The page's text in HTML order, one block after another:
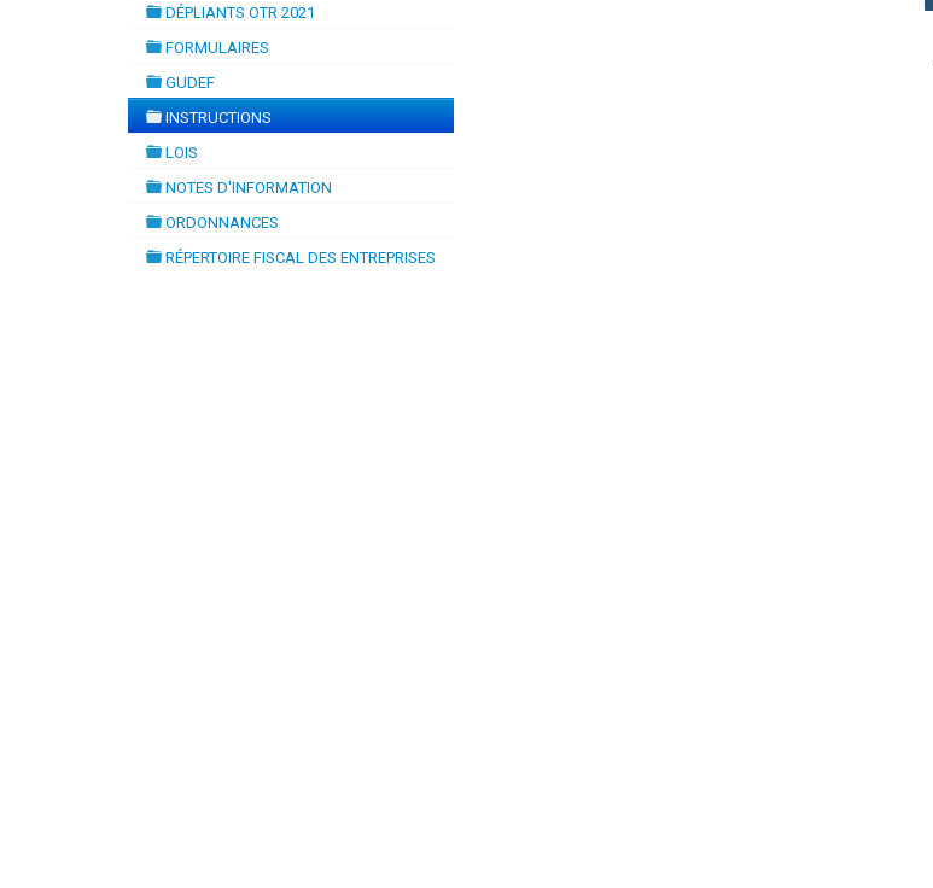
DÉPLIANTS OTR 2021
FORMULAIRES
folder
GUDEF
folder
INSTRUCTIONS
LOIS
NOTES D'INFORMATION
ORDONNANCES
RÉPERTOIRE FISCAL DES ENTREPRISES